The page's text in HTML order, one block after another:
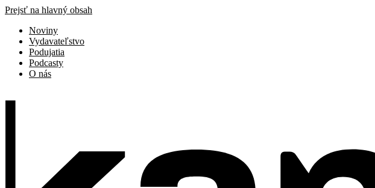
Prejsť na hlavný obsah
Noviny
Vydavateľstvo
Podujatia
Podcasty
O nás